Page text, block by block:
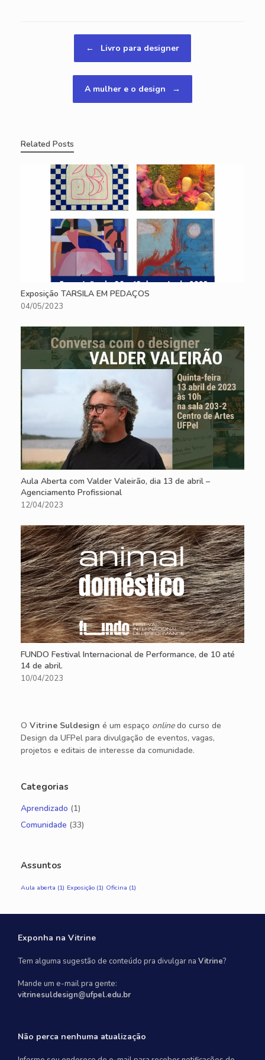
Navegação de posts
← Livro para designer
A mulher e o design →
Related Posts
Exposição TARSILA EM PEDAÇOS
04/05/2023
Aula Aberta com Valder Valeirão, dia 13 de abril –
Agenciamento Profissional
12/04/2023
FUNDO Festival Internacional de Performance, de 10 até
14 de abril.
10/04/2023
O Vitrine Suldesign é um espaço onlinedo curso de
Design da UFPel para divulgação de eventos, vagas,
projetos e editais de interesse da comunidade.
Categorias
Aprendizado (1)
Comunidade (33)
Assuntos
Aula aberta (1) Exposição (1) Oficina (1)
Exponha na Vitrine
Tem alguma sugestão de conteúdo pra divulgar na Vitrine?
Mande um e-mail pra gente:
vitrinesuldesign@ufpel.edu.br
Não perca nenhuma atualização